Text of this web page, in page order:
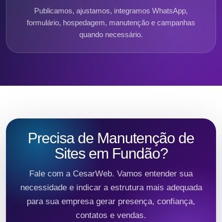
Publicamos, ajustamos, integramos WhatsApp,
formulário, hospedagem, manutenção e campanhas
quando necessário.
Precisa de Manutenção de
Sites em Fundão?
Fale com a CesarWeb. Vamos entender sua
necessidade e indicar a estrutura mais adequada
para sua empresa gerar presença, confiança,
contatos e vendas.